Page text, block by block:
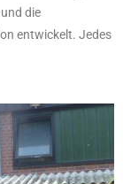
die
entwickelt. Jedes